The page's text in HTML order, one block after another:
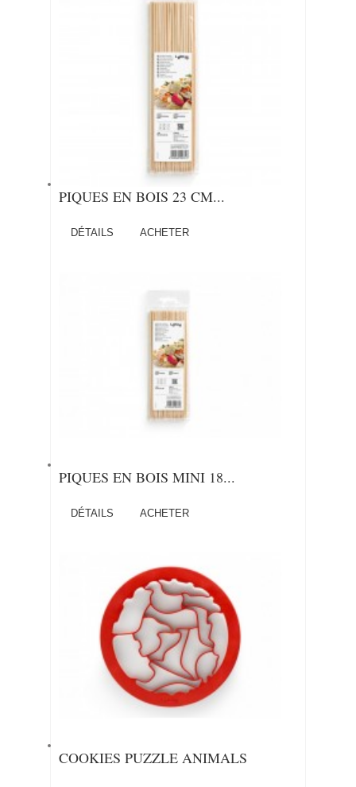
PIQUES EN BOIS 23 CM...
DÉTAILS ACHETER
PIQUES EN BOIS MINI 18...
DÉTAILS ACHETER
COOKIES PUZZLE ANIMALS